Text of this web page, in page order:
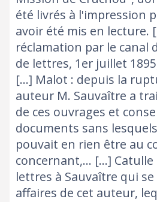
été livrés à l'impression
avoir été mis en lecture.
réclamation par le canal
de lettres, 1er juillet
[...] Malot : depuis la
auteur M. Sauvaître a
de ces ouvrages et
documents sans
pouvait en rien être au
concernant,... [...]
lettres à Sauvaître qui
affaires de cet auteur,